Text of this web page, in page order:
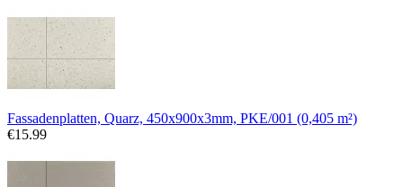
Fassadenplatten, Quarz, 450x900x3mm, PKE/001 (0,405 m²)
€15.99